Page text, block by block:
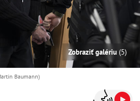
Zobraziť galériu (5)
Baumann)